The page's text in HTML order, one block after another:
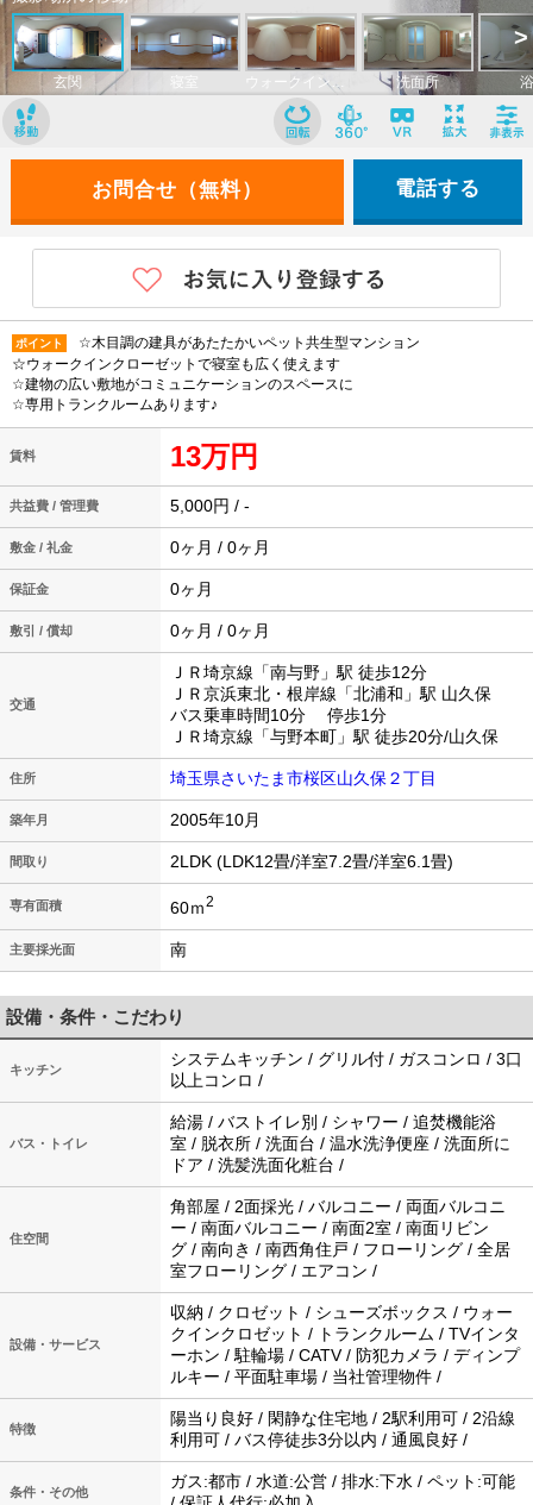
電話する
ポイント
☆木目調の建具があたたかいペット共生型マンション
☆ウォークインクローゼットで寝室も広く使えます
☆建物の広い敷地がコミュニケーションのスペースに
☆専用トランクルームあります♪
賃料 13万円
共益費 / 管理費 5,000円 / -
敷金 / 礼金 0ヶ月 / 0ヶ月
保証金 0ヶ月
敷引 / 償却 0ヶ月 / 0ヶ月
交通
ＪＲ埼京線「南与野」駅 徒歩12分
ＪＲ京浜東北・根岸線「北浦和」駅 山久保
バス乗車時間10分 停歩1分
ＪＲ埼京線「与野本町」駅 徒歩20分/山久保
住所 埼玉県さいたま市桜区山久保２丁目
築年月 2005年10月
間取り 2LDK (LDK12畳/洋室7.2畳/洋室6.1畳)
専有面積 60ｍ2
主要採光面 南
設備・条件・こだわり
キッチン
システムキッチン / グリル付 / ガスコンロ / 3口
以上コンロ /
バス・トイレ
給湯 / バストイレ別 / シャワー / 追焚機能浴
室 / 脱衣所 / 洗面台 / 温水洗浄便座 / 洗面所に
ドア / 洗髪洗面化粧台 /
住空間
角部屋 / 2面採光 / バルコニー / 両面バルコニ
ー / 南面バルコニー / 南面2室 / 南面リビン
グ / 南向き / 南西角住戸 / フローリング / 全居
室フローリング / エアコン /
設備・サービス
収納 / クロゼット / シューズボックス / ウォー
クインクロゼット / トランクルーム / TVインタ
ーホン / 駐輪場 / CATV / 防犯カメラ / ディンプ
ルキー / 平面駐車場 / 当社管理物件 /
特徴
陽当り良好 / 閑静な住宅地 / 2駅利用可 / 2沿線
利用可 / バス停徒歩3分以内 / 通風良好 /
条件・その他
ガス:都市 / 水道:公営 / 排水:下水 / ペット:可能